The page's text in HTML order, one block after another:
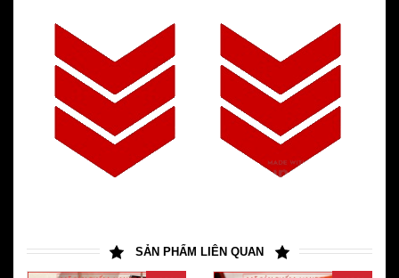
SẢN PHẨM LIÊN QUAN